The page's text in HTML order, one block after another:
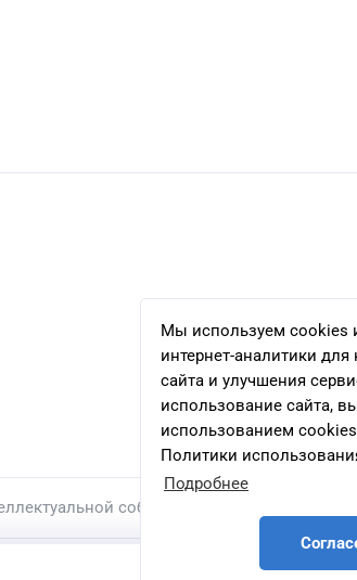
Мы используем cookies
интернет-аналитики
сайта и улучшения
использование сайта,
использованием
Политики
Подробнее
собственности.